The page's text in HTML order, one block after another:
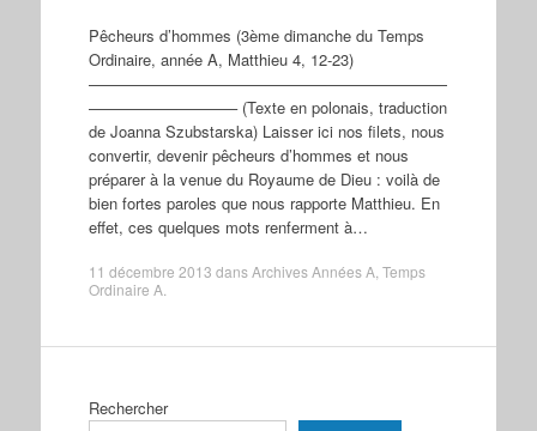
Pêcheurs d’hommes (3ème dimanche du Temps
Ordinaire, année A, Matthieu 4, 12-23)
———————————————————————
—————————– (Texte en polonais, traduction
de Joanna Szubstarska) Laisser ici nos filets, nous
convertir, devenir pêcheurs d’hommes et nous
préparer à la venue du Royaume de Dieu : voilà de
bien fortes paroles que nous rapporte Matthieu. En
effet, ces quelques mots renferment à…
11 décembre 2013 dansArchives Années A, Temps
Ordinaire A.
Rechercher